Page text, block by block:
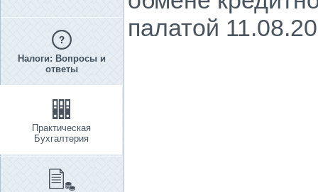
Налоги: Вопросы и
ответы
Практическая
Бухгалтерия
палатой